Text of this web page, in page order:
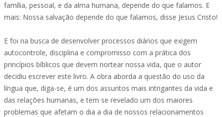
família, pessoal, e da alma humana, depende do que falamos. E
mais: Nossa salvação depende do que falamos, disse Jesus Cristo!
E foi na busca de desenvolver processos diários que exigem
autocontrole, disciplina e compromisso com a prática dos
princípios bíblicos que devem nortear nossa vida, que o autor
decidiu escrever este livro. A obra aborda a questão do uso da
língua que, diga-se, é um dos assuntos mais intrigantes da vida e
das relações humanas, e tem se revelado um dos maiores
problemas que afetam o dia a dia de nossos relacionamentos